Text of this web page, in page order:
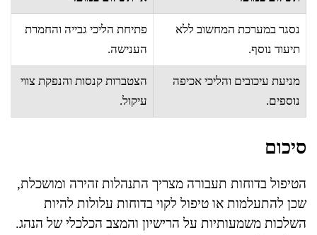
נסגר במערכת המחשוב ללא
תיעוד נוסף.
פתיחת הליכי גבייה והחמרת
הענישה.
מניעת עיכובים והליכי אכיפה
נוספים.
הצטברות קנסות והנפקת צווי
עיקול.
סיכום
הטיפול בדוחות תעבורה מצריך התנהלות זהירה ומושכלת,
שכן להתעלמות או טיפול לקוי בדוחות עלולות להיות
השלכות משמעותיות על הרישיון והמצב הכלכלי של הנהג.